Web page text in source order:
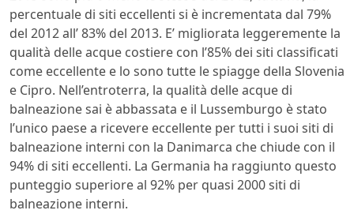
percentuale di siti eccellenti si è incrementata dal 79%
del 2012 all’ 83% del 2013. E’ migliorata leggeremente la
qualità delle acque costiere con l’85% dei siti classificati
come eccellente e lo sono tutte le spiagge della Slovenia
e Cipro. Nell’entroterra, la qualità delle acque di
balneazione sai è abbassata e il Lussemburgo è stato
l’unico paese a ricevere eccellente per tutti i suoi siti di
balneazione interni con la Danimarca che chiude con il
94% di siti eccellenti. La Germania ha raggiunto questo
punteggio superiore al 92% per quasi 2000 siti di
balneazione interni.